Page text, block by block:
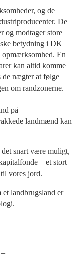
og de
De
og modtager store
betydning i DK
opmærksomhed. En
kan altid komme
de nægter at følge
om randzonerne.
på
landmænd kan
snart være muligt,
– et stort
vores jord.
landbrugsland er